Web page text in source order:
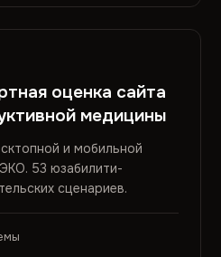
оценка сайта
медицины
и мобильной
53 юзабилити-
сценариев.